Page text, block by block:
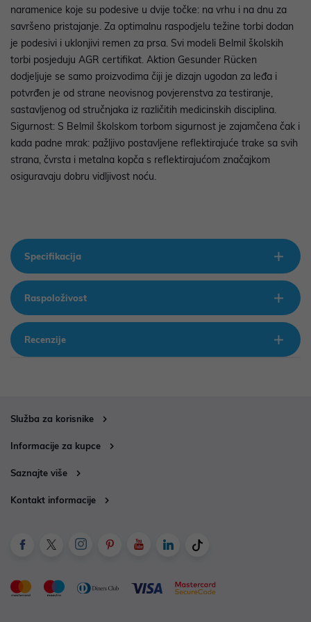
naramenice koje su podesive u dvije točke: na vrhu i na dnu za
savršeno pristajanje. Za optimalnu raspodjelu težine torbi dodan
je podesivi i uklonjivi remen za prsa. Svi modeli Belmil školskih
torbi posjeduju AGR certifikat. Aktion Gesunder Rücken
dodjeljuje se samo proizvodima čiji je dizajn ugodan za leđa i
potvrđen je od strane neovisnog povjerenstva za testiranje,
sastavljenog od stručnjaka iz različitih medicinskih disciplina.
Sigurnost: S Belmil školskom torbom sigurnost je zajamčena čak i
kada padne mrak: pažljivo postavljene reflektirajuće trake sa svih
strana, čvrsta i metalna kopča s reflektirajućom značajkom
osiguravaju dobru vidljivost noću.
Specifikacija
Raspoloživost
Recenzije
Služba za korisnike
Informacije za kupce
Saznajte više
Kontakt informacije